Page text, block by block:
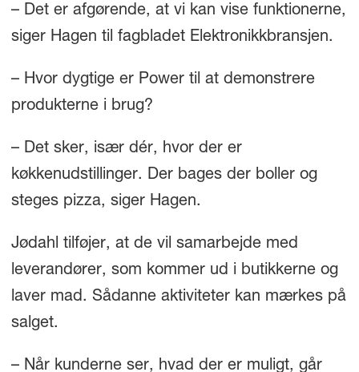
– Det er afgørende, at vi kan vise funktionerne,
siger Hagen til fagbladet Elektronikkbransjen.
– Hvor dygtige er Power til at demonstrere
produkterne i brug?
– Det sker, især dér, hvor der er
køkkenudstillinger. Der bages der boller og
steges pizza, siger Hagen.
Jødahl tilføjer, at de vil samarbejde med
leverandører, som kommer ud i butikkerne og
laver mad. Sådanne aktiviteter kan mærkes på
salget.
– Når kunderne ser, hvad der er muligt, går